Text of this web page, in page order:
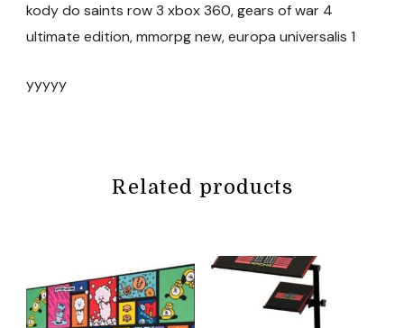
kody do saints row 3 xbox 360, gears of war 4
ultimate edition, mmorpg new, europa universalis 1
yyyyy
Related products